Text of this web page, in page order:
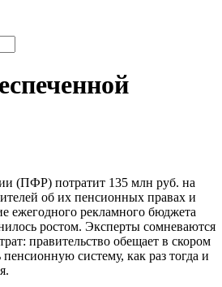
(ПФР) потратит 135 млн руб. на
об их пенсионных правах и
ежегодного рекламного бюджета
ростом. Эксперты сомневаются
правительство обещает в скором
систему, как раз тогда и